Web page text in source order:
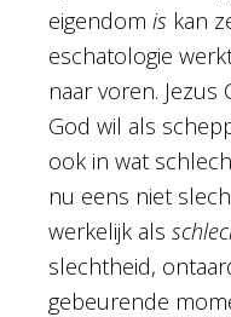
eigendom is kan
eschatologie
naar voren. Jezus
God wil als
ook in wat
nu eens niet
werkelijk als
slechtheid,
gebeurende